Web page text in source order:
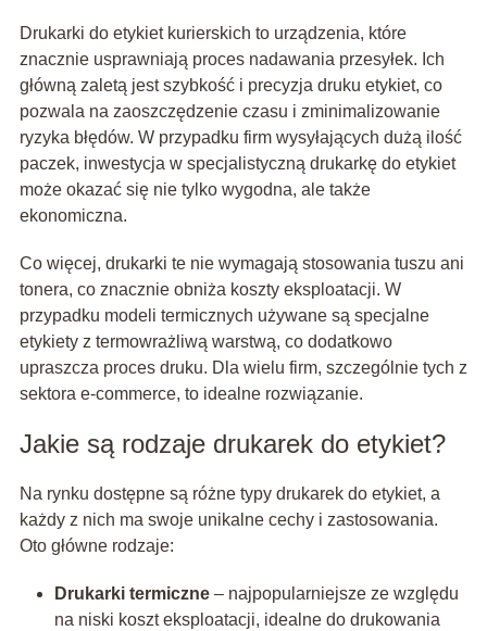
Drukarki do etykiet kurierskich to urządzenia, które
znacznie usprawniają proces nadawania przesyłek. Ich
główną zaletą jest szybkość i precyzja druku etykiet, co
pozwala na zaoszczędzenie czasu i zminimalizowanie
ryzyka błędów. W przypadku firm wysyłających dużą ilość
paczek, inwestycja w specjalistyczną drukarkę do etykiet
może okazać się nie tylko wygodna, ale także
ekonomiczna.
Co więcej, drukarki te nie wymagają stosowania tuszu ani
tonera, co znacznie obniża koszty eksploatacji. W
przypadku modeli termicznych używane są specjalne
etykiety z termowrażliwą warstwą, co dodatkowo
upraszcza proces druku. Dla wielu firm, szczególnie tych z
sektora e-commerce, to idealne rozwiązanie.
Jakie są rodzaje drukarek do etykiet?
Na rynku dostępne są różne typy drukarek do etykiet, a
każdy z nich ma swoje unikalne cechy i zastosowania.
Oto główne rodzaje:
Drukarki termiczne– najpopularniejsze ze względu
na niski koszt eksploatacji, idealne do drukowania